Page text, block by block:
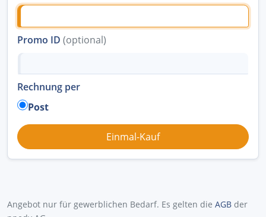
Promo ID (optional)
Rechnung per
Post
Angebot nur für gewerblichen Bedarf. Es gelten die AGB der